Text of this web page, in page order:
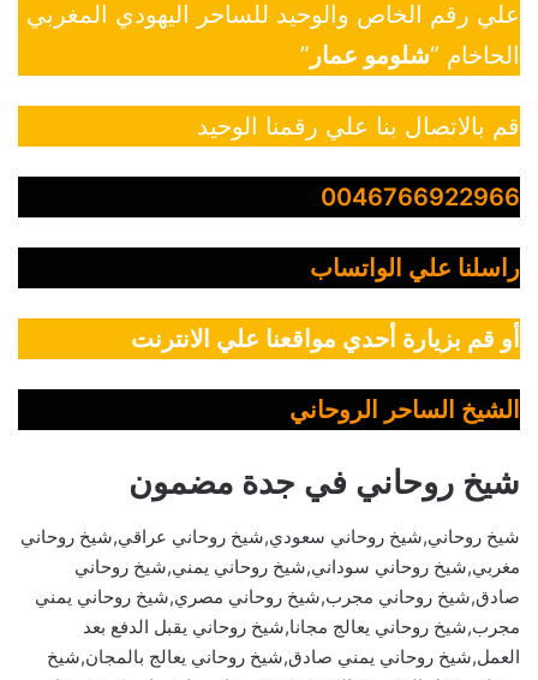
علي رقم الخاص والوحيد للساحر اليهودي المغربي
الحاخام “شلومو عمار ”
قم بالاتصال بنا علي رقمنا الوحيد
0046766922966
راسلنا علي الواتساب
أو قم بزيارة أحدي مواقعنا علي الانترنت
الشيخ الساحر الروحاني
شيخ روحاني في جدة مضمون
شيخ روحاني,شيخ روحاني سعودي,شيخ روحاني عراقي,شيخ روحاني
مغربي,شيخ روحاني سوداني,شيخ روحاني يمني,شيخ روحاني
صادق,شيخ روحاني مجرب,شيخ روحاني مصري,شيخ روحاني يمني
مجرب,شيخ روحاني يعالج مجانا,شيخ روحاني يقبل الدفع بعد
العمل,شيخ روحاني يمني صادق,شيخ روحاني يعالج بالمجان,شيخ